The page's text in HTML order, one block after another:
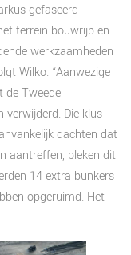
gefaseerd
terrein bouwrijp en
werkzaamheden
Wilko. “Aanwezige
de Tweede
Die klus
dachten dat
aantreffen, bleken dit
14 extra bunkers
opgeruimd. Het